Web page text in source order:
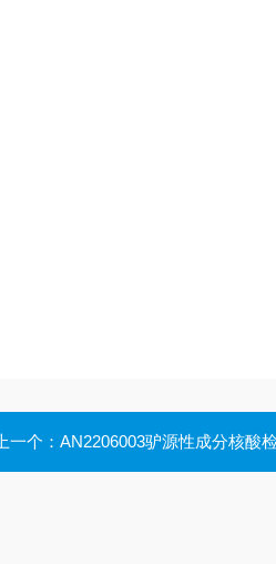
上一个： AN2206003驴源性成分核酸